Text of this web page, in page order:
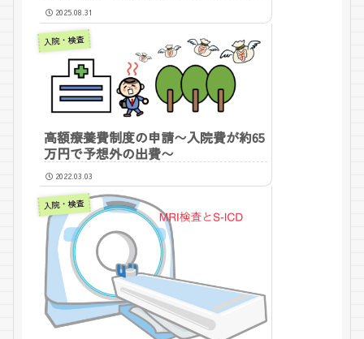
2025.08.31
入院・検査
高額療養費制度の申請〜入院費が約65
万円で予想外の出費〜
2022.03.03
入院・検査